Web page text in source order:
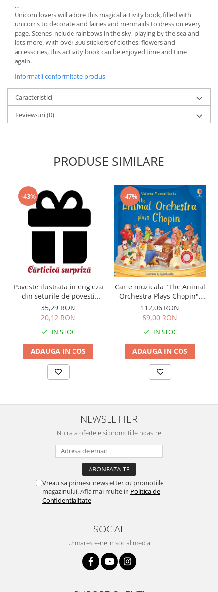
...
Unicorn lovers will adore this magical activity book, filled with
unicorns to decorate and fairies and mermaids to dress on every
page. Scenes include rainbows in the sky, playing by the sea and
lots more. With over 300 stickers of clothes, flowers and
accessories, this activity book can be enjoyed time and time
again.
Informatii conformitate produs
Caracteristici
Review-uri(0)
PRODUSE SIMILARE
-43%
Poveste ilustrata in engleza
din seturile de povesti
Usborne
35,29 RON
20,12 RON
IN STOC
ADAUGA IN COS
-47%
Carte muzicala "The Animal
Orchestra Plays Chopin",
cartonata, Usborne
112,06 RON
59,00 RON
IN STOC
ADAUGA IN COS
NEWSLETTER
Nu rata ofertele si promotiile noastre
Vreau sa primesc newsletter cu promotiile
magazinului. Afla mai multe in Politica de
Confidentialitate
SOCIAL
Urmareste-ne in social media